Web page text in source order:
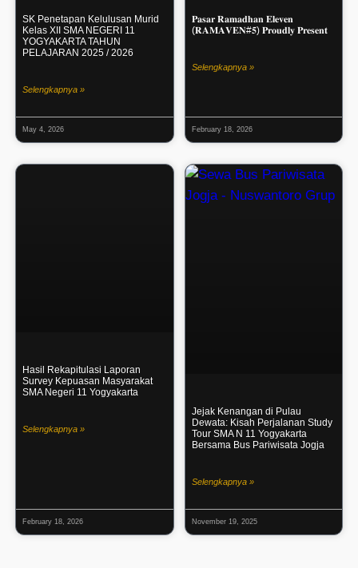
SK Penetapan Kelulusan Murid
Kelas XII SMA NEGERI 11
YOGYAKARTA TAHUN
PELAJARAN 2025 / 2026
Selengkapnya »
May 4, 2026
𝐏𝐚𝐬𝐚𝐫 𝐑𝐚𝐦𝐚𝐝𝐡𝐚𝐧 𝐄𝐥𝐞𝐯𝐞𝐧
(𝐑𝐀𝐌𝐀𝐕𝐄𝐍#𝟓) 𝐏𝐫𝐨𝐮𝐝𝐥𝐲 𝐏𝐫𝐞𝐬𝐞𝐧𝐭
Selengkapnya »
February 18, 2026
Hasil Rekapitulasi Laporan
Survey Kepuasan Masyarakat
SMA Negeri 11 Yogyakarta
Selengkapnya »
February 18, 2026
Jejak Kenangan di Pulau
Dewata: Kisah Perjalanan Study
Tour SMA N 11 Yogyakarta
Bersama Bus Pariwisata Jogja
Selengkapnya »
November 19, 2025